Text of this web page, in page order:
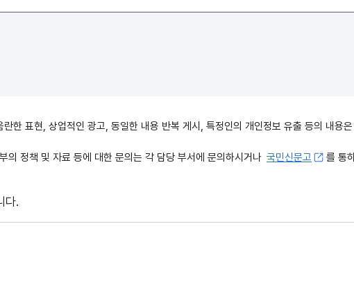
란한 표현, 상업적인 광고, 동일한 내용 반복 게시, 특정인의 개인정보 유출 등의 내용
의 정책 및 자료 등에 대한 문의는 각 담당 부서에 문의하시거나 국민신문고 를 통
다.